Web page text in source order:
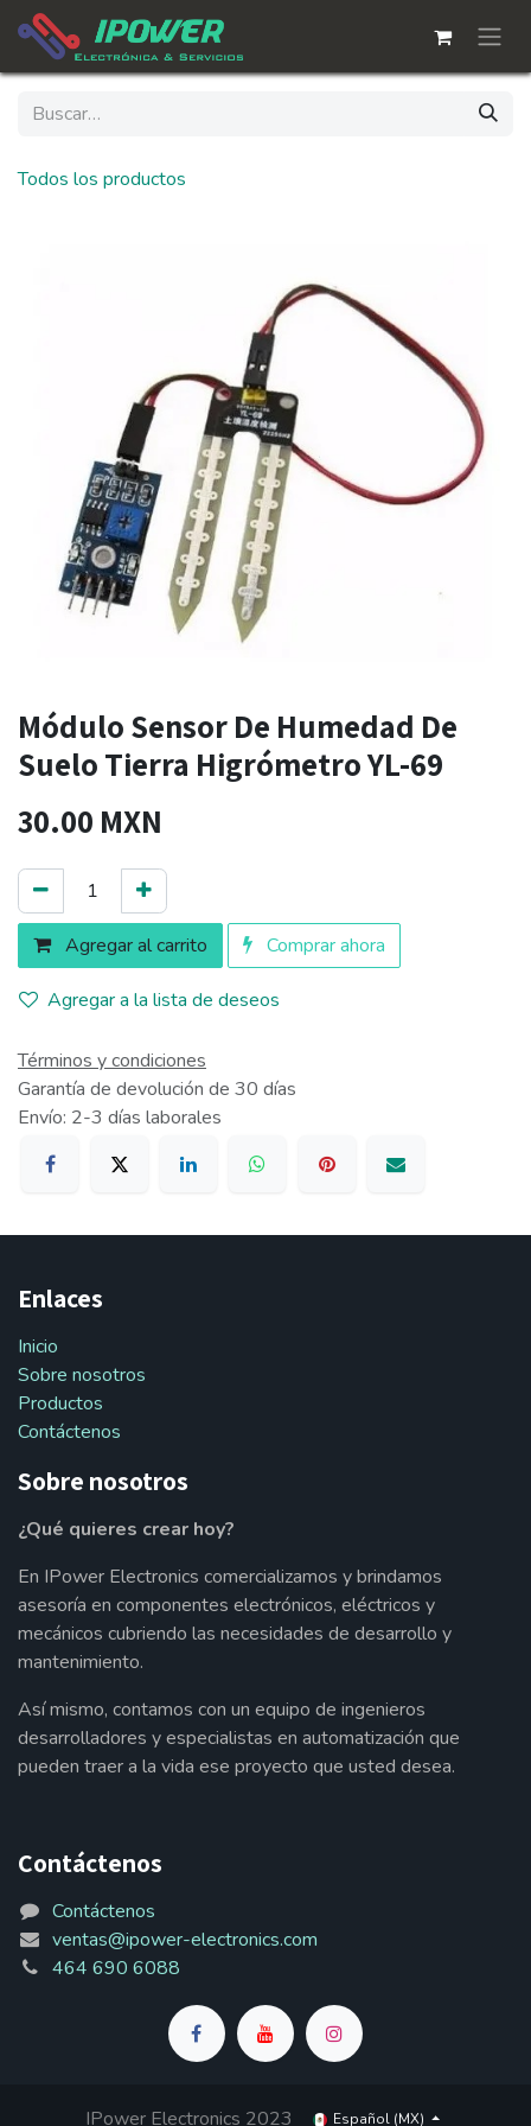
Ir al contenido
Todos los productos
Módulo Sensor De Humedad De
Suelo Tierra Higrómetro YL-69
30.00 MXN
Agregar al carrito Comprar ahora
Agregar a la lista de deseos
Términos y condiciones
Garantía de devolución de 30 días
Envío: 2-3 días laborales
Enlaces
Inicio
Sobre nosotros
Productos
Contáctenos
Sobre nosotros
¿Qué quieres crear hoy?
En IPower Electronics comercializamos y brindamos
asesoría en componentes electrónicos, eléctricos y
mecánicos cubriendo las necesidades de desarrollo y
mantenimiento.
Así mismo, contamos con un equipo de ingenieros
desarrolladores y especialistas en automatización que
pueden traer a la vida ese proyecto que usted desea.
Contáctenos
Contáctenos
ventas@ipower-electronics.com
464 690 6088
IPower Electronics 2023 Español (MX)